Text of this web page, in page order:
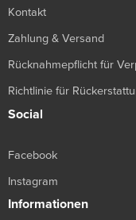
Kontakt
Zahlung & Versand
Rücknahmepflicht für
Richtlinie für
Social
Facebook
Instagram
Informationen